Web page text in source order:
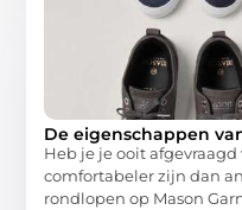
De eigenschappen
Heb je je ooit
comfortabeler zijn dan
rondlopen op Mason